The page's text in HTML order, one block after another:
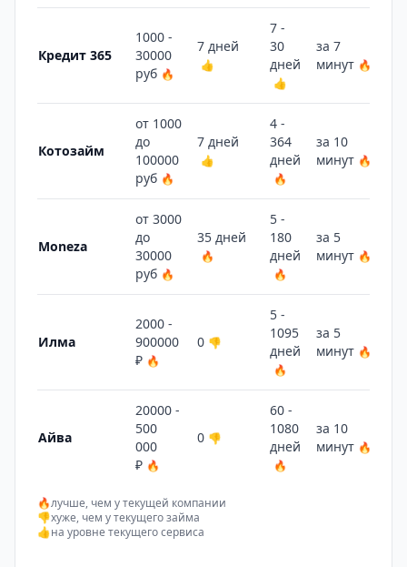
Кредит 365
1000 -
30000
руб 🔥
7 дней
👍
7 -
30
дней
👍
за 7
минут 🔥
Котозайм
от 1000
до
100000
руб 🔥
7 дней
👍
4 -
364
дней
🔥
за 10
минут 🔥
Moneza
от 3000
до
30000
руб 🔥
35 дней
🔥
5 -
180
дней
🔥
за 5
минут 🔥
Илма
2000 -
900000
₽ 🔥
0 👎
5 -
1095
дней
🔥
за 5
минут 🔥
Айва
20000 -
500
000
₽ 🔥
0 👎
60 -
1080
дней
🔥
за 10
минут 🔥
🔥лучше, чем у текущей компании
👎хуже, чем у текущего займа
👍на уровне текущего сервиса